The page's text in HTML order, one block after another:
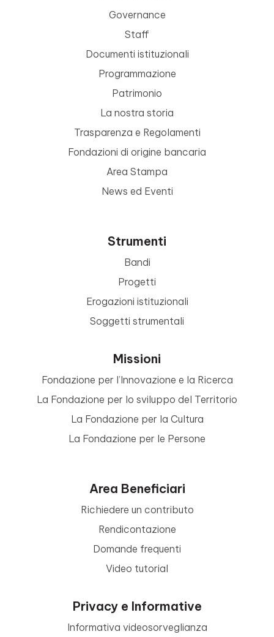
Governance
Staff
Documenti istituzionali
Programmazione
Patrimonio
La nostra storia
Trasparenza e Regolamenti
Fondazioni di origine bancaria
Area Stampa
News ed Eventi
Strumenti
Bandi
Progetti
Erogazioni istituzionali
Soggetti strumentali
Missioni
Fondazione per l’Innovazione e la Ricerca
La Fondazione per lo sviluppo del Territorio
La Fondazione per la Cultura
La Fondazione per le Persone
Area Beneficiari
Richiedere un contributo
Rendicontazione
Domande frequenti
Video tutorial
Privacy e Informative
Informativa videosorveglianza